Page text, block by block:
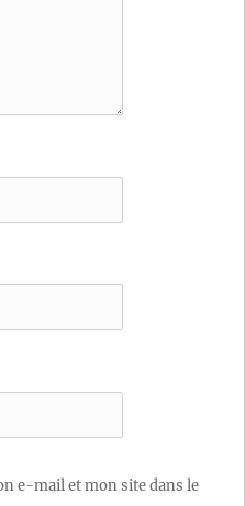
e-mail et mon site dans le